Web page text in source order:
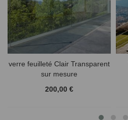
verre feuilleté Clair Transparent
sur mesure
200,00 €